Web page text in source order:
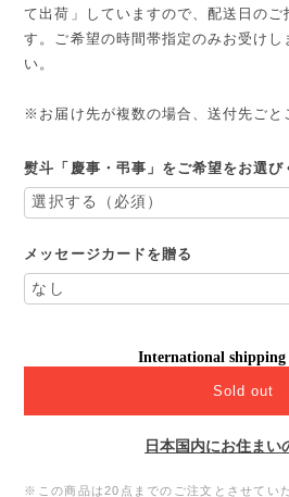
て出荷」していますので、配送日のご
す。ご希望の時間帯指定のみお受けし
い。
※お届け先が複数の場合、送付先ごと
熨斗「慶事・弔事」をご希望をお選び
メッセージカードを贈る
International shipping
Sold out
日本国内にお住まい
※この商品は20点までのご注文とさせてい